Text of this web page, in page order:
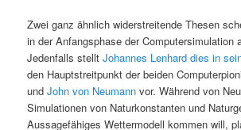
Zwei ganz ähnlich widerstreitende Thesen
in der Anfangsphase der Computersimulation
Jedenfalls stelltJohannes Lenhard dies in
den Hauptstreitpunkt der beiden
undJohn von Neumann vor. Während von
Simulationen von Naturkonstanten und
Aussagefähiges Wettermodell kommen will,